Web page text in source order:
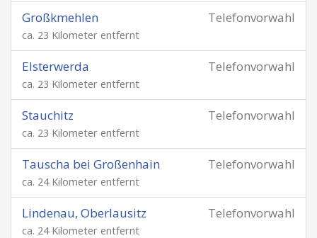
Telefonvorwahl
Großkmehlen
ca. 23 Kilometer entfernt
Telefonvorwahl
Elsterwerda
ca. 23 Kilometer entfernt
Telefonvorwahl
Stauchitz
ca. 23 Kilometer entfernt
Telefonvorwahl
Tauscha bei Großenhain
ca. 24 Kilometer entfernt
Telefonvorwahl
Lindenau, Oberlausitz
ca. 24 Kilometer entfernt